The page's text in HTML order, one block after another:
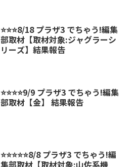
⭐️⭐️⭐️8/18 プラザ3 でちゃう!編集
部取材【取材対象:ジャグラーシ
リーズ】結果報告
⭐️⭐️⭐️⭐️9/9 プラザ3 でちゃう!編集
部取材【金】 結果報告
⭐️⭐️⭐️⭐️⭐️8/8 プラザ3 でちゃう!編